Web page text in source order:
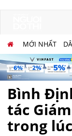
MỚI NHẤT
Bình
tác
trong